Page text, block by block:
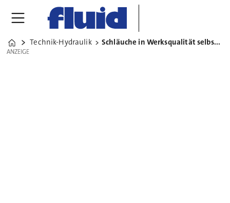
Home
Technik-Hydraulik Schläuche in Werksqualität selbst herstellen
ANZEIGE
ANZEIGE